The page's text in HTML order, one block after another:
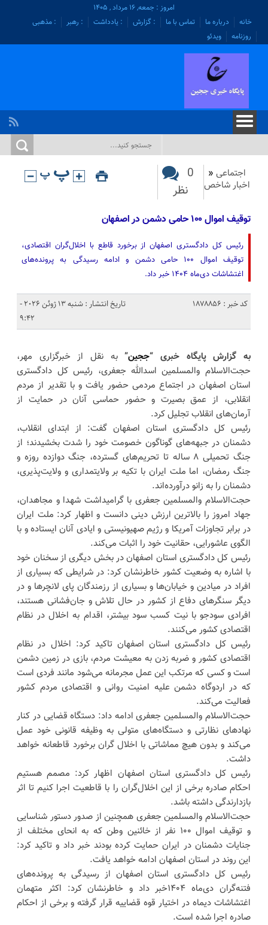
امروز : جمعه, ۱۶ مرداد , ۱۴۰۵
خانه
درباره ما تماس با ما : گزارش : یادداشت : رهبر
: مذهبی
روزنامه
ویدئو
اجتماعی «
اخبار شاخص
0
نظر
توقیف اموال ۱۰۰ حامی دشمن در اصفهان
رئیس کل دادگستری اصفهان از برخورد قاطع با اخلال‌گران اقتصادی،
توقیف اموال ۱۰۰ حامی دشمن و ادامه رسیدگی به پرونده‌های
اغتشاشات دی‌ماه ۱۴۰۴ خبر داد.
کد خبر : 1878856
تاریخ انتشار : شنبه 13 ژوئن 2026 -
9:42
به گزارش پایگاه خبری “ججین”به نقل از خبرگزاری مهر،
حجت‌الاسلام والمسلمین اسدالله جعفری، رئیس کل دادگستری
استان اصفهان در اجتماع مردمی حضور یافت و با تقدیر از مردم
انقلابی، از عمق بصیرت و حضور حماسی آنان در حمایت از
آرمان‌های انقلاب تجلیل کرد.
رئیس کل دادگستری استان اصفهان گفت: از ابتدای انقلاب،
دشمنان در جبهه‌های گوناگون خصومت خود را شدت بخشیدند؛ از
جنگ تحمیلی ۸ ساله تا تحریم‌های گسترده، جنگ دوازده روزه و
جنگ رمضان، اما ملت ایران با تکیه بر ولایتمداری و ولایت‌پذیری،
دشمنان را به زانو درآورده‌اند.
حجت‌الاسلام والمسلمین جعفری با گرامیداشت شهدا و مجاهدان،
جهاد امروز را بالاترین ارزش دینی دانست و اظهار کرد: ملت ایران
در برابر تجاوزات آمریکا و رژیم صهیونیستی و ایادی آنان ایستاده و با
الگوی عاشورایی، حقانیت خود را اثبات می‌کند.
رئیس کل دادگستری استان اصفهان در بخش دیگری از سخنان خود
با اشاره به وضعیت کشور خاطرنشان کرد: در شرایطی که بسیاری از
افراد در میادین و خیابان‌ها و بسیاری از رزمندگان پای لانچرها و در
دیگر سنگرهای دفاع از کشور در حال تلاش و جان‌فشانی هستند،
افرادی سودجو با نیت کسب سود بیشتر، اقدام به اخلال در نظام
اقتصادی کشور می‌کنند.
رئیس کل دادگستری استان اصفهان تاکید کرد: اخلال در نظام
اقتصادی کشور و ضربه زدن به معیشت مردم، بازی در زمین دشمن
است و کسی که مرتکب این عمل مجرمانه می‌شود مانند فردی است
که در اردوگاه دشمن علیه امنیت روانی و اقتصادی مردم کشور
فعالیت می‌کند.
حجت‌الاسلام والمسلمین جعفری ادامه داد: دستگاه قضایی در کنار
نهادهای نظارتی و دستگاه‌های متولی به وظیفه قانونی خود عمل
می‌کند و بدون هیچ مماشاتی با اخلال گران برخورد قاطعانه خواهد
داشت.
رئیس کل دادگستری استان اصفهان اظهار کرد: مصمم هستیم
احکام صادره برخی از این اخلال‌گران را با قاطعیت اجرا کنیم تا اثر
بازدارندگی داشته باشد.
حجت‌الاسلام والمسلمین جعفری همچنین از صدور دستور شناسایی
و توقیف اموال ۱۰۰ نفر از خائنین وطن که به انحای مختلف از
جنایات دشمنان در ایران حمایت کرده بودند خبر داد و تاکید کرد:
این روند در استان اصفهان ادامه خواهد یافت.
رئیس کل دادگستری استان اصفهان از رسیدگی به پرونده‌های
فتنه‌گران دی‌ماه ۱۴۰۴خبر داد و خاطرنشان کرد: اکثر متهمان
اغتشاشات دیماه در اختیار قوه قضاییه قرار گرفته و برخی از احکام
صادره اجرا شده است.